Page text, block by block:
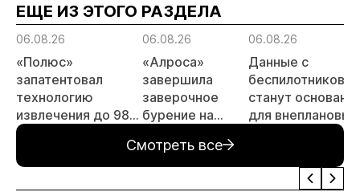
ЕЩЕ ИЗ ЭТОГО РАЗДЕЛА
06.08.26
«Полюс»
запатентовал
технологию
извлечения до 98%
золота из
металлургического
шлака
06.08.26
«Алроса»
завершила
заверочное
бурение на
месторождении
Дегдекан
06.08.26
Данные с
беспилотников
станут
для внеплановых
Смотреть все